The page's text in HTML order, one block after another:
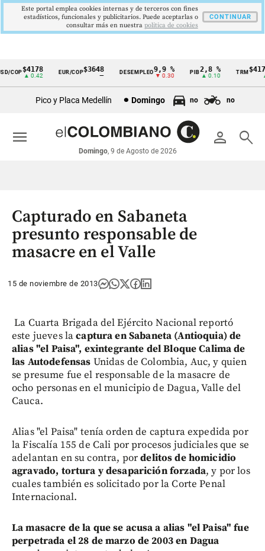
Cintillo
económicos
Colombia
COP$4178
▲ 0.42
EUR/COP$3648 DESEMPLEO 9,9 %
▼ 0.30
PIB2,8 %
▲ 0.10
TRM
▲
Pico y Placa Medellín Domingo no no
person search
Domingo, 9 de Agosto de 2026
menu
Capturado en Sabaneta
presunto responsable de
masacre en el Valle
15 de noviembre de 2013
La Cuarta Brigada del Ejército Nacional reportó
este jueves lacaptura en Sabaneta (Antioquia) de
alias "el Paisa", exintegrante del Bloque Calima de
las Autodefensas Unidas de Colombia, Auc, y quien
se presume fue el responsable de la masacre de
ocho personas en el municipio de Dagua, Valle del
Cauca.
Alias "el Paisa" tenía orden de captura expedida por
la Fiscalía 155 de Cali por procesos judiciales que se
adelantan en su contra, pordelitos de homicidio
agravado, tortura y desaparición forzada, y por los
cuales también es solicitado por la Corte Penal
Internacional.
La masacre de la que se acusa a alias "el Paisa" fue
perpetrada el 28 de marzo de 2003 en Dagua
Este portal emplea cookies internas y de terceros con fines
estadísticos, funcionales y publicitarios. Puede aceptarlas o
consultar más en nuestra politica de cookies
CONTINUAR